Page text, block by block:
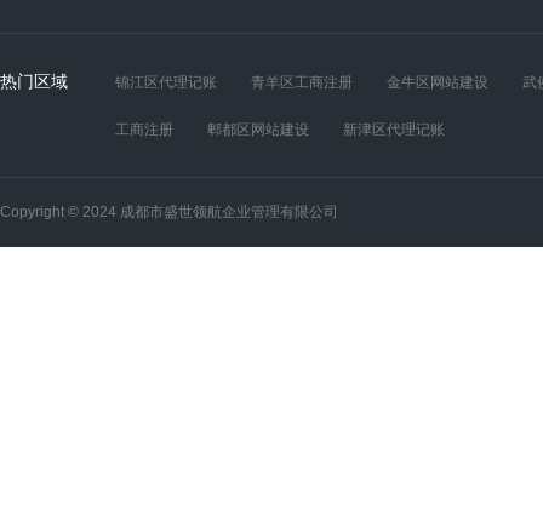
热门区域 锦江区代理记账 青羊区工商注册 金牛区网站建设 武
工商注册 郫都区网站建设 新津区代理记账
Copyright © 2024 成都市盛世领航企业管理有限公司